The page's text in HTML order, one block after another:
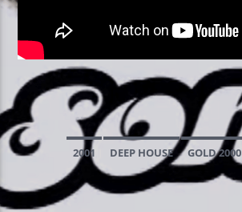
EN CE MOMENT
STOLEN GLANCES
FRANKY WAH / LAPSLEY
EMISSION EN COURS
PROGRAMME DE NUIT
2001 DEEP HOUSE GOLD 2000